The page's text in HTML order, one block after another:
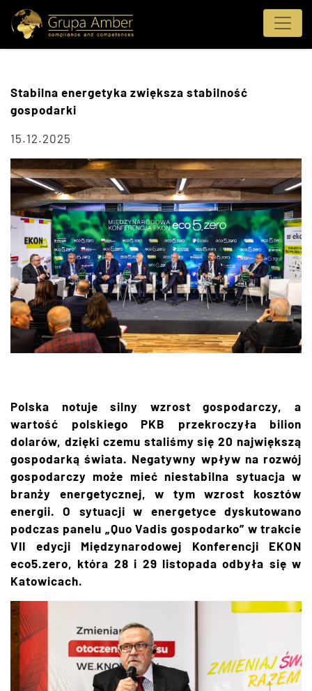
Stabilna energetyka zwiększa stabilność
gospodarki
15.12.2025
Polska notuje silny wzrost gospodarczy, a
wartość polskiego PKB przekroczyła bilion
dolarów, dzięki czemu staliśmy się 20 największą
gospodarką świata. Negatywny wpływ na rozwój
gospodarczy może mieć niestabilna sytuacja w
branży energetycznej, w tym wzrost kosztów
energii. O sytuacji w energetyce dyskutowano
podczas panelu „Quo Vadis gospodarko” w trakcie
VII edycji Międzynarodowej Konferencji EKON
eco5.zero, która 28 i 29 listopada odbyła się w
Katowicach.